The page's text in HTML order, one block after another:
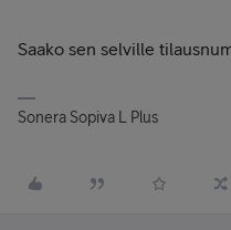
Saako sen selville
Sonera Sopiva L Plus